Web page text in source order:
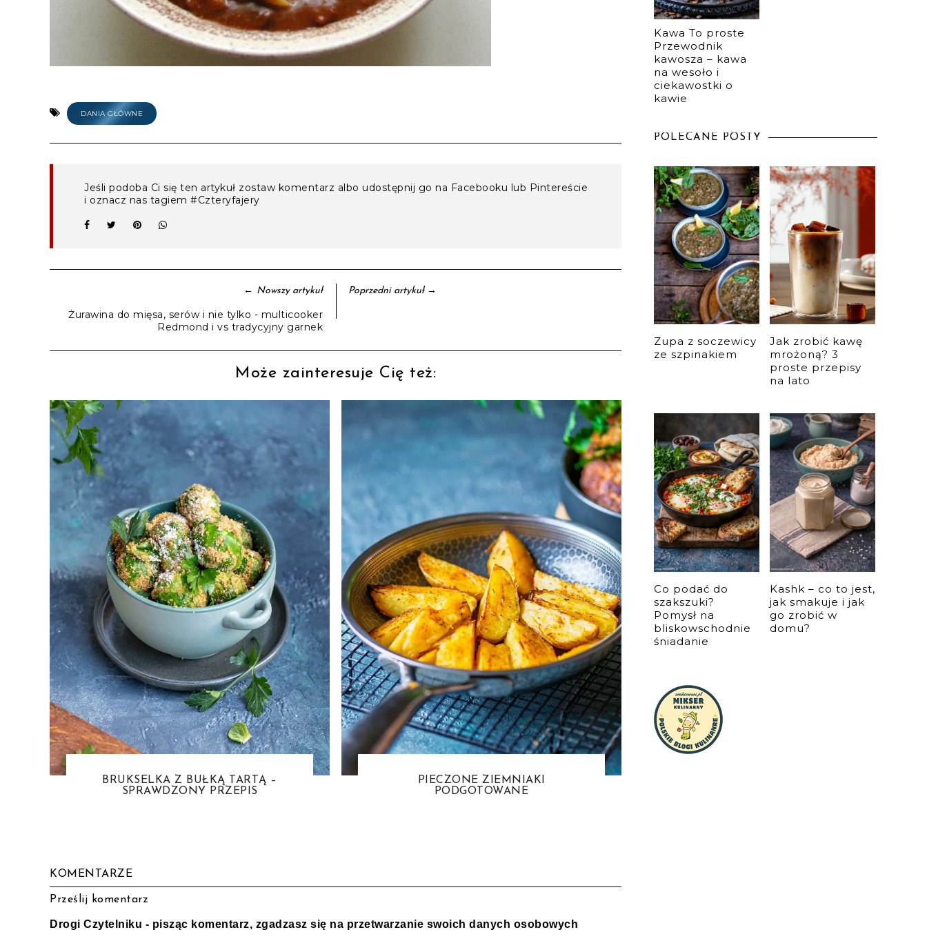
DANIA GŁÓWNE
Jeśli podoba Ci się ten artykuł zostaw komentarz albo udostępnij go na Facebooku lub Pintereście
i oznacz nas tagiem #Czteryfajery
← Nowszy artykuł
Żurawina do mięsa, serów i nie tylko - multicooker
Redmond i vs tradycyjny garnek
Poprzedni artykuł→
Może zainteresuje Cię też:
BRUKSELKA Z BUŁKĄ TARTĄ –
SPRAWDZONY PRZEPIS
PIECZONE ZIEMNIAKI
PODGOTOWANE
KOMENTARZE
Prześlij komentarz
Drogi Czytelniku - pisząc komentarz, zgadzasz się na przetwarzanie swoich danych osobowych
Kawa To proste
Przewodnik
kawosza – kawa
na wesoło i
ciekawostki o
kawie
POLECANE POSTY
Zupa z soczewicy
ze szpinakiem
Jak zrobić kawę
mrożoną? 3
proste przepisy
na lato
Co podać do
szakszuki?
Pomysł na
bliskowschodnie
śniadanie
Kashk – co to jest,
jak smakuje i jak
go zrobić w
domu?